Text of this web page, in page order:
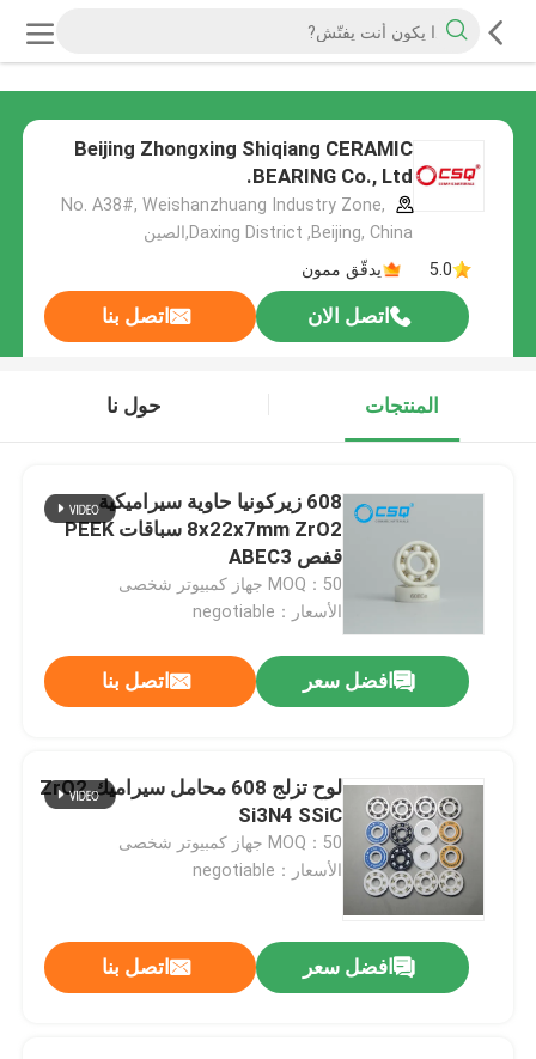
Beijing Zhongxing Shiqiang CERAMIC
BEARING Co., Ltd.
No. A38#, Weishanzhuang Industry Zone,
Daxing District ,Beijing, China,الصين
5.0
يدقّق ممون
اتصل الان اتصل بنا
المنتجات حول نا
608 زيركونيا حاوية سيراميكية
8x22x7mm ZrO2 سباقات PEEK
قفص ABEC3
MOQ：50 جهاز كمبيوتر شخصى
الأسعار：negotiable
افضل سعر اتصل بنا
لوح تزلج 608 محامل سيراميك ZrO2
Si3N4 SSiC
MOQ：50 جهاز كمبيوتر شخصى
الأسعار：negotiable
افضل سعر اتصل بنا